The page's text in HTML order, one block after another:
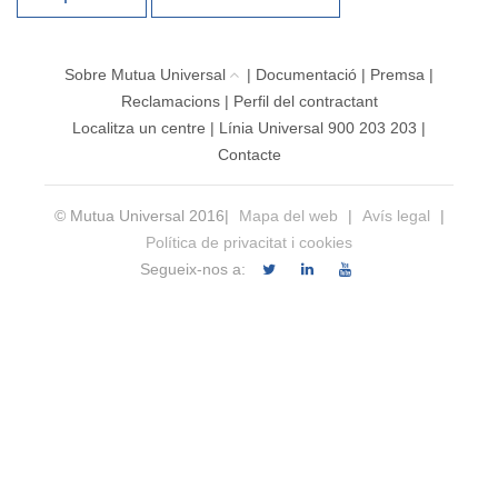
Sobre Mutua Universal | Documentació | Premsa |
Reclamacions| Perfil del contractant
Localitza un centre | Línia Universal 900 203 203 |
Contacte
© Mutua Universal 2016| Mapa del web | Avís legal
|
Política de privacitat i cookies
Segueix-nos a: